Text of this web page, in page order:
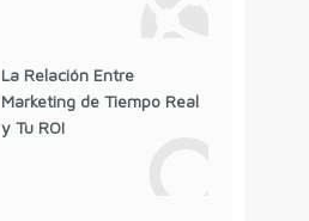
La Relación Entre
Marketing de Tiempo Real
y Tu ROI